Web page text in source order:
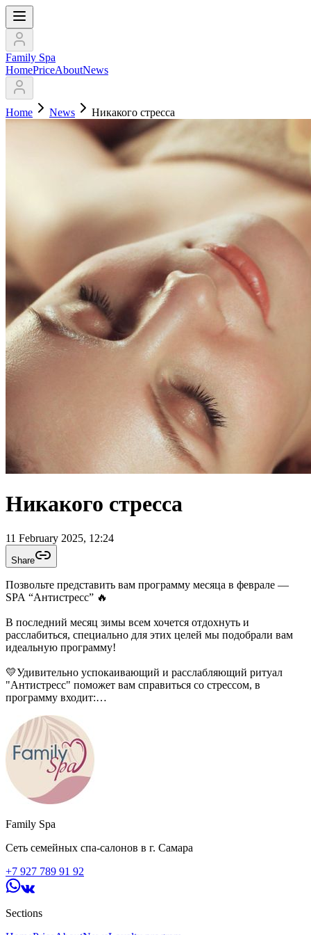
Family Spa
HomePriceAboutNews
Home News Никакого стресса
Никакого стресса
11 February 2025, 12:24
Share
Позвольте представить вам программу месяца в феврале —
SPA “Антистресс” 🔥
В последний месяц зимы всем хочется отдохнуть и
расслабиться, специально для этих целей мы подобрали вам
идеальную программу!
💛Удивительно успокаивающий и расслабляющий ритуал
"Антистресс" поможет вам справиться со стрессом, в
программу входит:
🔸Распаривание в кедровой бочке
- для глубокого детокса
🔸Массаж стоп с обертыванием горячими полотенцами
-для снятия стресса
🔹Общий классический массаж
чая
🔸Фитоводорослевое Обёртывание
Family Spa
Сеть семейных спа-салонов в г. Самара
+7 927 789 91 92
Sections